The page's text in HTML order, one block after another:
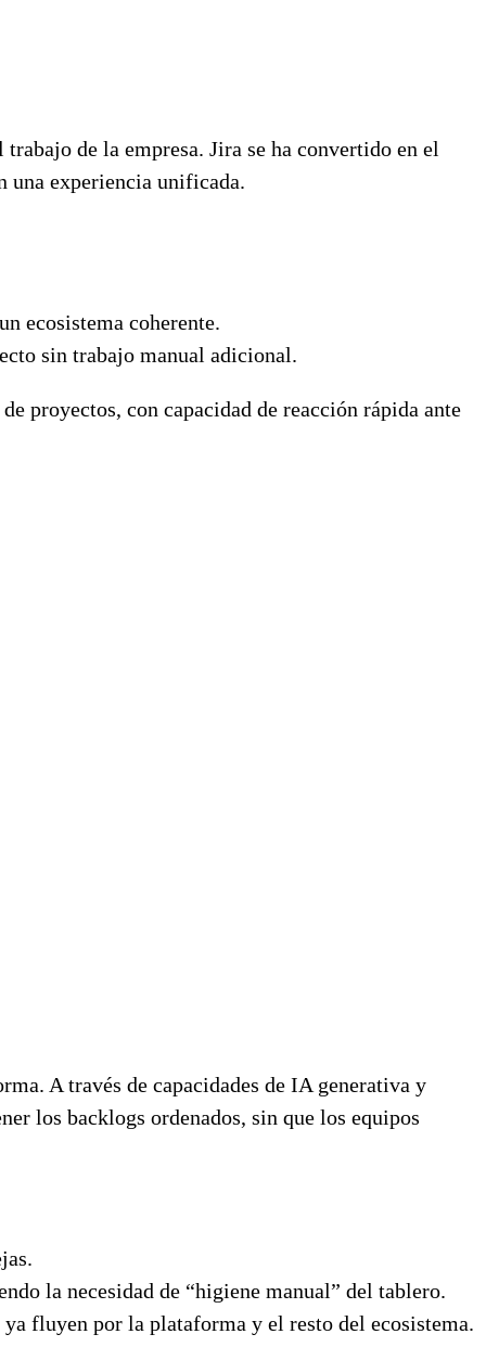
de la empresa. Jira se ha convertido en el
una experiencia unificada.
ecosistema coherente.
sin trabajo manual adicional.
proyectos, con capacidad de reacción rápida ante
A través de capacidades de IA generativa y
los backlogs ordenados, sin que los equipos
la necesidad de “higiene manual” del tablero.
fluyen por la plataforma y el resto del ecosistema.